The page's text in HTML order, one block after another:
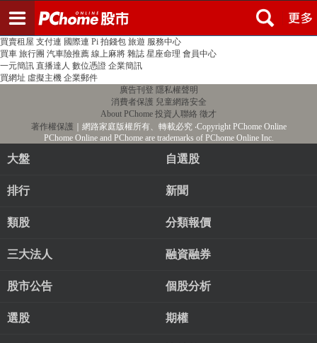
PChome首頁 線上購物 24h購物 書店
買賣租屋 支付連 國際連 Pi 拍錢包 旅遊 服務中心
買車 旅行團 汽車險推薦 線上麻將 雜誌 星座命理 會員中心
一元簡訊 直播達人 數位憑證 企業簡訊
買網址 虛擬主機 企業郵件
廣告刊登 隱私權聲明
消費者保護 兒童網路安全
About PChome 投資人聯絡 徵才
著作權保護 ｜網路家庭版權所有、轉載必究‧Copyright PChome Online
PChome Online and PChome are trademarks of PChome Online Inc.
大盤 自選股
排行 新聞
類股 分類報價
三大法人 融資融券
股市公告 個股分析
選股 期權